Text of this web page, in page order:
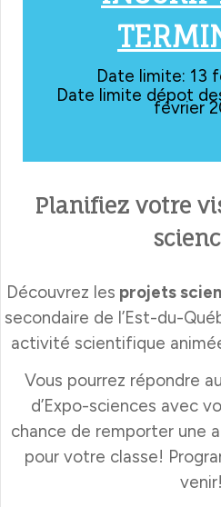
Date limite: 13
Date limite dépot
février
Planifiez votre
Découvrez les projets
secondaire de l’Est-du-
activité scientifique
Vous pourrez répondre au
d’Expo-sciences avec
chance de remporter une
pour votre classe!
venir!